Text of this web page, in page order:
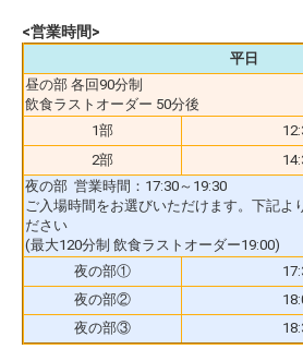
<営業時間>
平日
昼の部 各回90分制
飲食ラストオーダー 50分後
1部
2部
夜の部 営業時間：17:30～19:30
ご入場時間をお選びいただけます。下記よ
ださい
(最大120分制 飲食ラストオーダー19:00)
夜の部①
夜の部②
夜の部③